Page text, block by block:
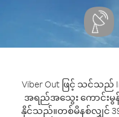
Viber Out ဖြင့် သင်သည်
အရည်အသွေး ကောင်းမွန်
နိုင်သည်။တစ်မိနစ်လျှင်